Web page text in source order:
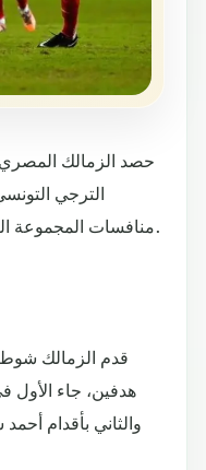
حصد الزمالك
الترجي
منافسات المجموعة الرابعة لمسابقة دوري أبطال إفريقيا.
قدم الزمالك